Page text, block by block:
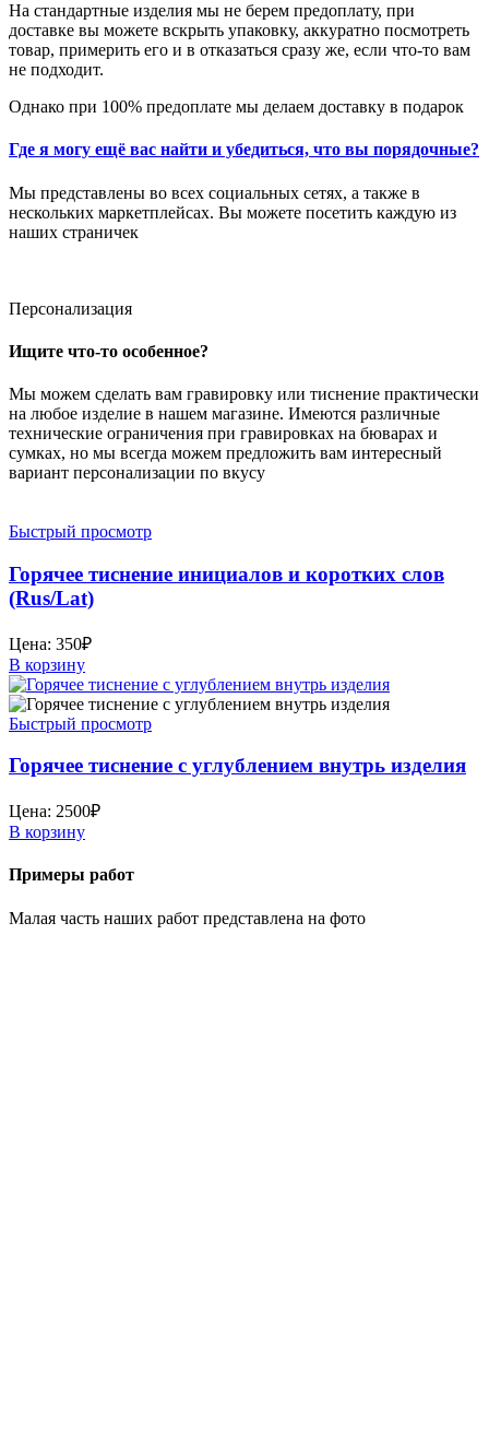
На стандартные изделия мы не берем предоплату, при
доставке вы можете вскрыть упаковку, аккуратно посмотреть
товар, примерить его и в отказаться сразу же, если что-то вам
не подходит.
Однако при 100% предоплате мы делаем доставку в подарок
Где я могу ещё вас найти и убедиться, что вы порядочные?
Мы представлены во всех социальных сетях, а также в
нескольких маркетплейсах. Вы можете посетить каждую из
наших страничек
Персонализация
Ищите что-то особенное?
Мы можем сделать вам гравировку или тиснение практически
на любое изделие в нашем магазине. Имеются различные
технические ограничения при гравировках на бюварах и
сумках, но мы всегда можем предложить вам интересный
вариант персонализации по вкусу
Быстрый просмотр
Горячее тиснение инициалов и коротких слов
(Rus/Lat)
Цена: 350₽
В корзину
Быстрый просмотр
Горячее тиснение с углублением внутрь изделия
Цена: 2500₽
В корзину
Примеры работ
Малая часть наших работ представлена на фото